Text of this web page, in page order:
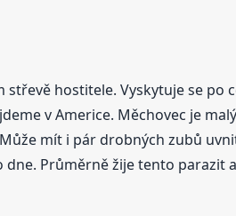
hostitele. Vyskytuje se po
v Americe. Měchovec je malý
mít i pár drobných zubů
dne. Průměrně žije tento parazit